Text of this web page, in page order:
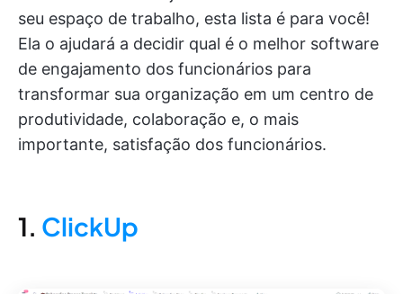
seu espaço de trabalho, esta lista é para você!
Ela o ajudará a decidir qual é o melhor software
de engajamento dos funcionários para
transformar sua organização em um centro de
produtividade, colaboração e, o mais
importante, satisfação dos funcionários.
1. ClickUp